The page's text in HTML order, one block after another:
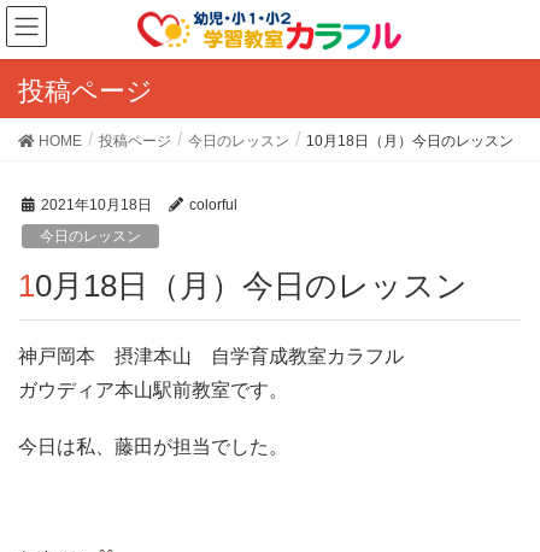
投稿ページ
HOME 投稿ページ 今日のレッスン 10月18日（月）今日のレッスン
2021年10月18日
colorful
今日のレッスン
10月18日（月）今日のレッスン
神戸岡本 摂津本山 自学育成教室カラフル
ガウディア本山駅前教室です。
今日は私、藤田が担当でした。